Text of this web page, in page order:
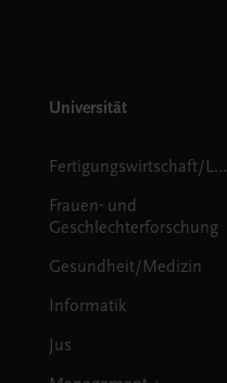
Universität
Fertigungswirtschaft/Logistik
Frauen- und
Geschlechterforschung
Gesundheit/Medizin
Informatik
Jus